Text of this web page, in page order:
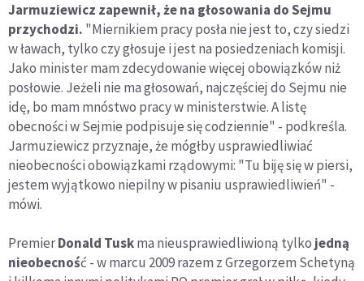
Jarmuziewicz zapewnił, że na głosowania do Sejmu
przychodzi. "Miernikiem pracy posła nie jest to, czy siedzi
w ławach, tylko czy głosuje i jest na posiedzeniach komisji.
Jako minister mam zdecydowanie więcej obowiązków niż
posłowie. Jeżeli nie ma głosowań, najczęściej do Sejmu nie
idę, bo mam mnóstwo pracy w ministerstwie. A listę
obecności w Sejmie podpisuje się codziennie" - podkreśla.
Jarmuziewicz przyznaje, że mógłby usprawiedliwiać
nieobecności obowiązkami rządowymi: "Tu biję się w piersi,
jestem wyjątkowo niepilny w pisaniu usprawiedliwień" -
mówi.
PremierDonald Tuskma nieusprawiedliwioną tylko jedną
nieobecność - w marcu 2009 razem z Grzegorzem Schetyną